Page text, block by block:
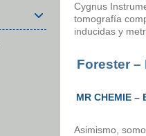
Cygnus
tomografía
inducidas y
Forester
MR CHEMIE –
Asimismo,